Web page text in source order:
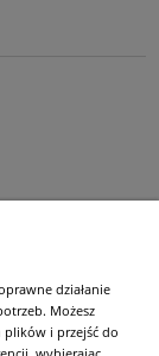
działanie
Możesz
plików i przejść do